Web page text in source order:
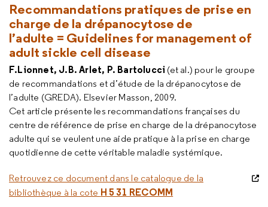
Recommandations pratiques de prise en
charge de la drépanocytose de
l’adulte = Guidelines for management of
adult sickle cell disease
F.Lionnet, J.B. Arlet, P. Bartolucci (et al.) pour le groupe
de recommandations et d’étude de la drépanocytose de
l’adulte (GREDA). Elsevier Masson, 2009.
Cet article présente les recommandations françaises du
centre de référence de prise en charge de la drépanocytose
adulte qui se veulent une aide pratique à la prise en charge
quotidienne de cette véritable maladie systémique.
Retrouvez ce document dans le catalogue de la
bibliothèque à la cote H 5 31 RECOMM